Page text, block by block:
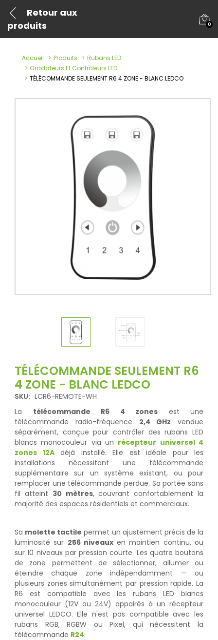
Retour aux
produits
0
Accueil Produits
Rubans LED
Gradateurs Et Contrôleurs LED
TÉLÉCOMMANDE SEULEMENT R6 4 ZONE - BLANC LEDCO
TÉLÉCOMMANDE SEULEMENT R6
4 ZONE - BLANC LEDCO
SKU: LCR6-REMOTE-WH
La télécommande R6 4 zones est une
télécommande radio-fréquence 2,4 GHz vendue
séparément, conçue pour contrôler des rubans LED
blancs monocouleur via un récepteur universel 4
zones 12Adéjà installé. Elle est idéale pour les
installations nécessitant une télécommande
supplémentaire sur un système existant, ou pour
remplacer une télécommande perdue. Sa portée sans
fil atteint 30 mètres, couvrant confortablement la
majorité des espaces résidentiels et commerciaux.
Sa molette tactile permet un ajustement précis de la
luminosité sur 256 niveauxen maintien continu, ou
sur 10 niveaux par pression courte. Les quatre boutons
de zone permettent de sélectionner, allumer ou
éteindre chaque zone indépendamment — ou
plusieurs zones simultanément par pression rapide. La
R6 est compatible avec les rubans LED blancs
monocouleur (12V ou 24V) appairés à un récepteur
universel LEDCO. Elle n'est pas compatible avec les
rubans RGB, RGBW ou Pixel, qui nécessitent la
télécommande R24.